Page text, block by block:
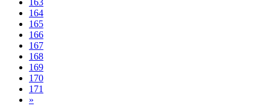
163
164
165
166
167
168
169
170
171
»